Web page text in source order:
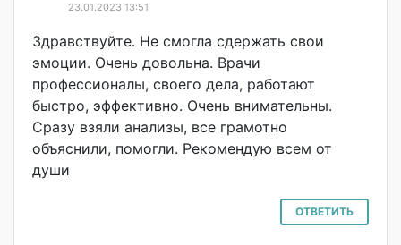
23.01.2023 13:51
Здравствуйте. Не смогла сдержать свои
эмоции. Очень довольна. Врачи
профессионалы, своего дела, работают
быстро, эффективно. Очень внимательны.
Сразу взяли анализы, все грамотно
объяснили, помогли. Рекомендую всем от
души
ОТВЕТИТЬ